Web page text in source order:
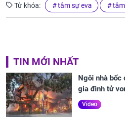
Từ khóa: tâm sự eva
TIN MỚI NHẤT
Ngôi nhà bốc
gia đình tử
Video